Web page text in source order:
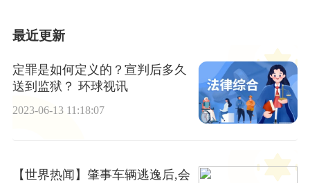
最近更新
定罪是如何定义的？宣判后多久
送到监狱？ 环球视讯
2023-06-13 11:18:07
【世界热闻】肇事车辆逃逸后,会